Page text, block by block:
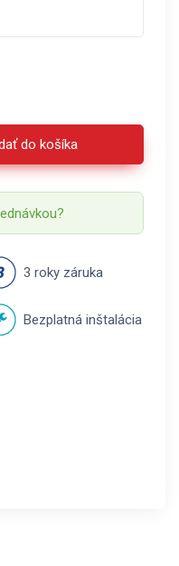
do košíka
3 roky záruka
Bezplatná inštalácia